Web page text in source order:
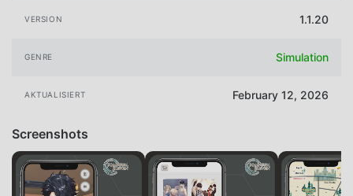
VERSION 1.1.20
GENRE Simulation
AKTUALISIERT February 12, 2026
Screenshots